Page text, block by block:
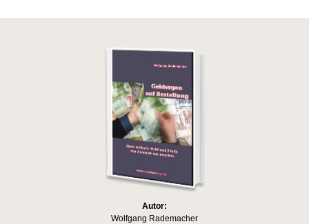
Autor:
Wolfgang Rademacher